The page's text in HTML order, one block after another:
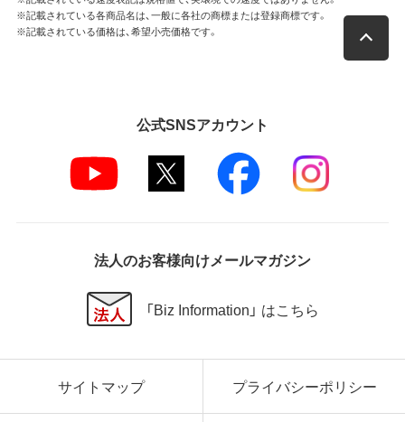
※記載されている各商品名は、一般に各社の商標または登録商標です。
※記載されている価格は、希望小売価格です。
公式SNSアカウント
法人のお客様向けメールマガジン
「Biz Information」 はこちら
サイトマップ プライバシーポリシー